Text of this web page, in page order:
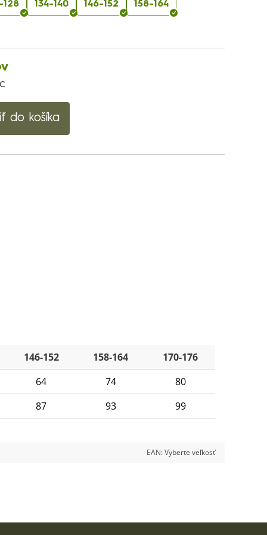
128 134-140 146-152 158-164
do košíka
146-152 158-164
170-176
64
74
80
87
93 99
EAN:Vyberte veľkosť